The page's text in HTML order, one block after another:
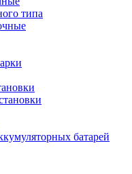
типа
батарей